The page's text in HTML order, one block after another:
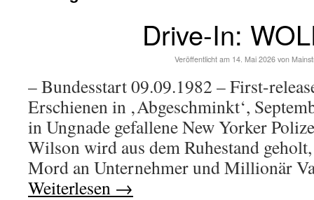
Drive-In:
Veröffentlicht am 14. Mai 2026 von
– Bundesstart 09.09.1982 – First-
Erschienen in ‚Abgeschminkt‘,
in Ungnade gefallene New Yorker
Wilson wird aus dem Ruhestand
Mord an Unternehmer und Millionär
Weiterlesen →